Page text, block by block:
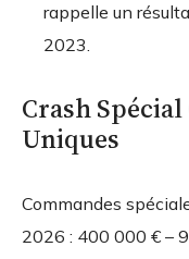
rappelle un
2023.
Crash
Uniques
Commandes
2026 : 400 000 € –